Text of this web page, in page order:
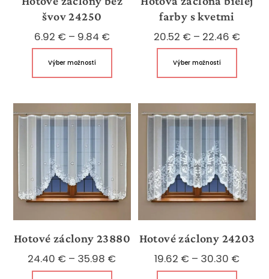
švov 24250
6.92 € – 9.84 €Price
range:
through
Výber možností
viacero
variantov.
Možnosti
si
môžete
vybrať
na
farby s kvetmi
20.52 € – 22.46 €
Výber možností
vybrať
na
Hotové záclony 23880
24.40 € – 35.98 €
Hotové záclony 24203
19.62 € – 30.30 €